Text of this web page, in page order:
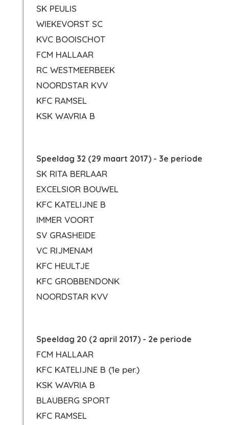
SK PEULIS
WIEKEVORST SC
KVC BOOISCHOT
FCM HALLAAR
RC WESTMEERBEEK
NOORDSTAR KVV
KFC RAMSEL
KSK WAVRIA B
Speeldag 32 (29 maart 2017) - 3e periode
SK RITA BERLAAR
EXCELSIOR BOUWEL
KFC KATELIJNE B
IMMER VOORT
SV GRASHEIDE
VC RIJMENAM
KFC HEULTJE
KFC GROBBENDONK
NOORDSTAR KVV
Speeldag 20 (2 april 2017) - 2e periode
FCM HALLAAR
KFC KATELIJNE B (1e per.)
KSK WAVRIA B
BLAUBERG SPORT
KFC RAMSEL